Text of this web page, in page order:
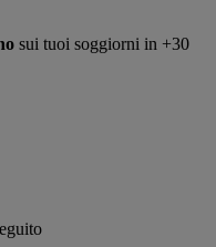
sui tuoi soggiorni in +30